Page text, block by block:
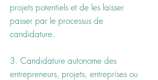
projets potentiels et de les laisser
passer par le processus de
candidature.
3. Candidature autonome des
entrepreneurs, projets, entreprises ou